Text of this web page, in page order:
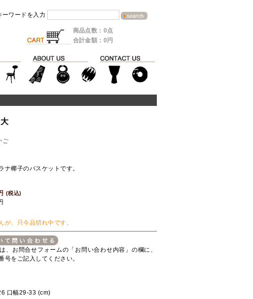
ーワードを入力
商品点数：0点
合計金額：0円
ご
ナ椰子のバスケットです。
(税込)
が、只今品切れ中です。
、お問合せフォームの「お問い合わせ内容」の欄に、
号をご記入してください。
口幅29-33 (cm)